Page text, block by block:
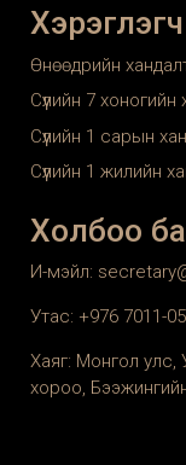
Хэрэглэгч
Өнөөдрийн
Сүүлийн 7 хоногийн
Сүүлийн 1 сарын
Сүүлийн 1 жилийн
Холбоо
И-мэйл:
Утас: +976 7011-
Хаяг: Монгол улс,
хороо,